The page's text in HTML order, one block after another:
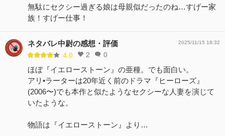
無駄にセクシー過ぎる娘は母親似だったのね…すげー家
族！すげー仕事！
ネタバレ中尉の感想・評価
4.0 2 0
2025/11/15 18:32
ほぼ『イエローストーン』の亜種。でも面白い。
アリ•ラーターは20年近く前のドラマ『ヒーローズ』
(2006〜)でも本作と似たようなセクシーな人妻を演じて
いたような。
物語は『イエローストーン』より…